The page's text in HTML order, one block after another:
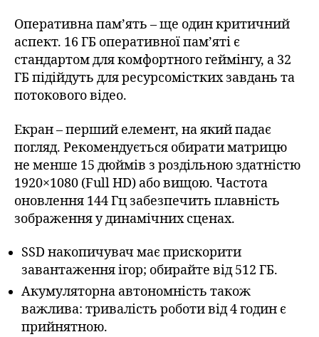
Оперативна пам’ять – ще один критичний
аспект. 16 ГБ оперативної пам’яті є
стандартом для комфортного геймінгу, а 32
ГБ підійдуть для ресурсомістких завдань та
потокового відео.
Екран – перший елемент, на який падає
погляд. Рекомендується обирати матрицю
не менше 15 дюймів з роздільною здатністю
1920×1080 (Full HD) або вищою. Частота
оновлення 144 Гц забезпечить плавність
зображення у динамічних сценах.
SSD накопичувач має прискорити
завантаження ігор; обирайте від 512 ГБ.
Акумуляторна автономність також
важлива: тривалість роботи від 4 годин є
прийнятною.